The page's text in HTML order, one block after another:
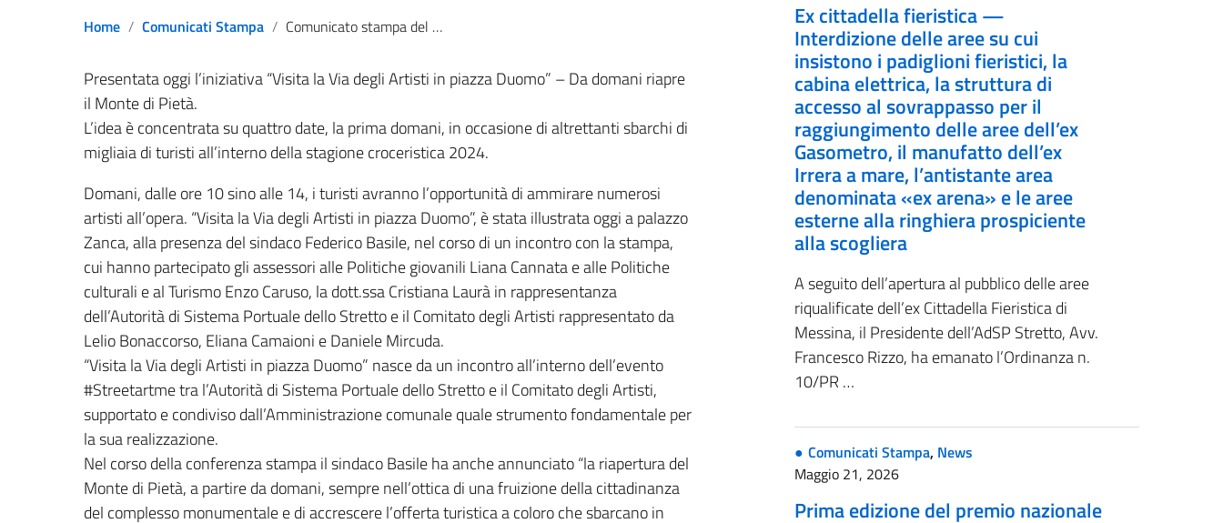
Home Comunicati Stampa Comunicato stampa del 15.04.2024 – “Visita la Via degli Artisti in piazza Duomo”
Presentata oggi l’iniziativa “Visita la Via degli Artisti in piazza Duomo” – Da domani riapre
il Monte di Pietà.
L’idea è concentrata su quattro date, la prima domani, in occasione di altrettanti sbarchi di
migliaia di turisti all’interno della stagione croceristica 2024.
Domani, dalle ore 10 sino alle 14, i turisti avranno l’opportunità di ammirare numerosi
artisti all’opera. “Visita la Via degli Artisti in piazza Duomo”, è stata illustrata oggi a palazzo
Zanca, alla presenza del sindaco Federico Basile, nel corso di un incontro con la stampa,
cui hanno partecipato gli assessori alle Politiche giovanili Liana Cannata e alle Politiche
culturali e al Turismo Enzo Caruso, la dott.ssa Cristiana Laurà in rappresentanza
dell’Autorità di Sistema Portuale dello Stretto e il Comitato degli Artisti rappresentato da
Lelio Bonaccorso, Eliana Camaioni e Daniele Mircuda.
“Visita la Via degli Artisti in piazza Duomo” nasce da un incontro all’interno dell’evento
#Streetartme tra l’Autorità di Sistema Portuale dello Stretto e il Comitato degli Artisti,
supportato e condiviso dall’Amministrazione comunale quale strumento fondamentale per
la sua realizzazione.
Nel corso della conferenza stampa il sindaco Basile ha anche annunciato “la riapertura del
Monte di Pietà, a partire da domani, sempre nell’ottica di una fruizione della cittadinanza
del complesso monumentale e di accrescere l’offerta turistica a coloro che sbarcano in
Ex cittadella fieristica —
Interdizione delle aree su cui
insistono i padiglioni fieristici, la
cabina elettrica, la struttura di
accesso al sovrappasso per il
raggiungimento delle aree dell’ex
Gasometro, il manufatto dell’ex
Irrera a mare, l’antistante area
denominata «ex arena» e le aree
esterne alla ringhiera prospiciente
alla scogliera
A seguito dell’apertura al pubblico delle aree
riqualificate dell’ex Cittadella Fieristica di
Messina, il Presidente dell’AdSP Stretto, Avv.
Francesco Rizzo, ha emanato l’Ordinanza n.
10/PR …
Comunicati Stampa, News
Maggio 21, 2026
Prima edizione del premio nazionale